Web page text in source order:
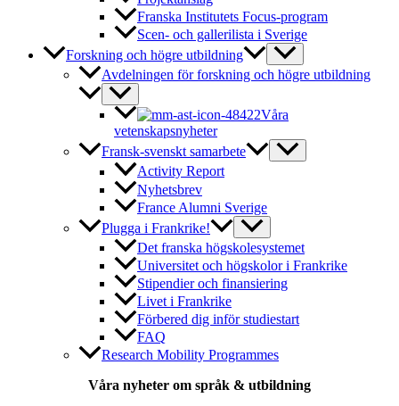
Franska Institutets Focus-program
Scen- och gallerilista i Sverige
Forskning och högre utbildning
Avdelningen för forskning och högre utbildning
Våra
vetenskapsnyheter
Fransk-svenskt samarbete
Activity Report
Nyhetsbrev
France Alumni Sverige
Plugga i Frankrike!
Det franska högskolesystemet
Universitet och högskolor i Frankrike
Stipendier och finansiering
Livet i Frankrike
Förbered dig inför studiestart
FAQ
Research Mobility Programmes
Våra nyheter om språk & utbildning